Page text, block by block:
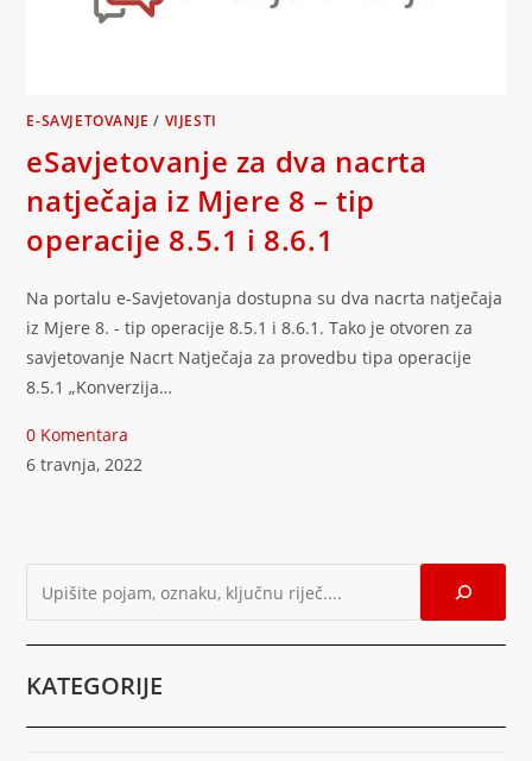
E-SAVJETOVANJE / VIJESTI
eSavjetovanje za dva nacrta
natječaja iz Mjere 8 – tip
operacije 8.5.1 i 8.6.1
Na portalu e-Savjetovanja dostupna su dva nacrta natječaja
iz Mjere 8. - tip operacije 8.5.1 i 8.6.1. Tako je otvoren za
savjetovanje Nacrt Natječaja za provedbu tipa operacije
8.5.1 „Konverzija…
0 Komentara
6 travnja, 2022
KATEGORIJE